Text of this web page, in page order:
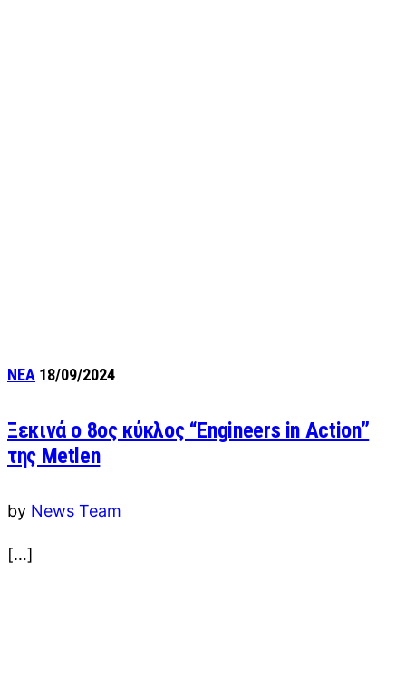
ΝΕΑ 18/09/2024
Ξεκινά ο 8ος κύκλος “Engineers in Action”
της Metlen
by News Team
[…]